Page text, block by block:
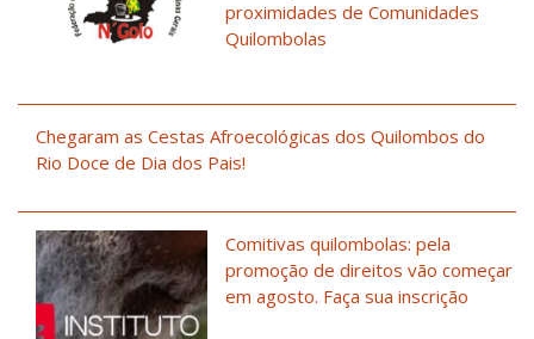
proximidades de Comunidades
Quilombolas
Chegaram as Cestas Afroecológicas dos Quilombos do
Rio Doce de Dia dos Pais!
Comitivas quilombolas: pela
promoção de direitos vão começar
em agosto. Faça sua inscrição